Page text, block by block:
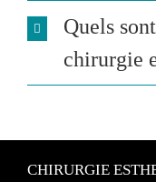
Quels
chirurgie
CHIRURGIE